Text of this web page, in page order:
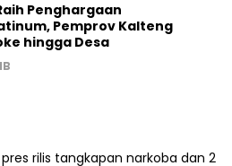
Penghargaan
Pemprov Kalteng
hingga Desa